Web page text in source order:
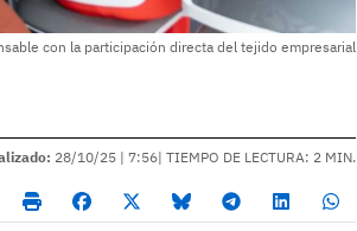
con la participación directa del tejido empresarial
28/10/25 | 7:56| TIEMPO DE LECTURA: 2 MIN.